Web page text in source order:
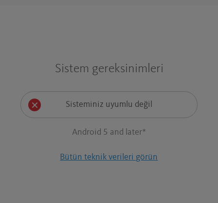
akışları için optimize edin.
ÖZGÜRLÜĞÜNÜZ KISITLANMASIN
Web sitelerinden engelleri kaldırın,
dünyanın dört bir yanındaki içeriklere
erişin, hem de gizliliğinizi koruyun.
EĞLENCEYE YER AÇIN
Sistem gereksinimleri
Sisteminiz uyumlu değil
Android 5 and later*
Bütün teknik verileri görün